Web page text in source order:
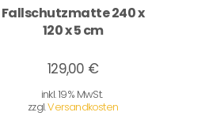
Fallschutzmatte 240 x
120 x 5 cm
129,00 €
inkl. 19% MwSt.
zzgl.Versandkosten